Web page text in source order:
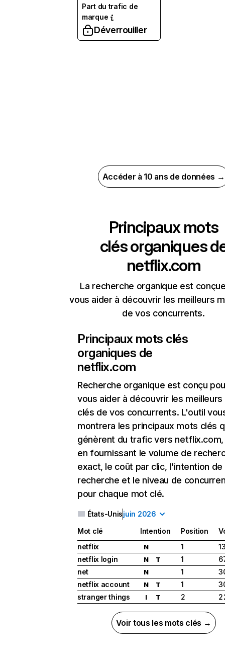
Part du trafic de
marque
Déverrouiller
Accéder à 10 ans de données →
Principaux mots
clés organiques
netflix.com
La recherche organique est
vous aider à découvrir les meilleurs
de vos concurrents.
Principaux mots clés
organiques de
netflix.com
Recherche organique est conçu
vous aider à découvrir les
clés de vos concurrents. L'outil
montrera les principaux mots clés
génèrent du trafic vers
en fournissant le volume de
exact, le coût par clic, l'intention de
recherche et le niveau de
pour chaque mot clé.
États-Unisjuin 2026
Mot clé Intention Position
netflix
N 1
netflix login
N T 1
net
N 1
netflix account
N T 1
stranger things
I T 2 2
Voir tous les mots clés →